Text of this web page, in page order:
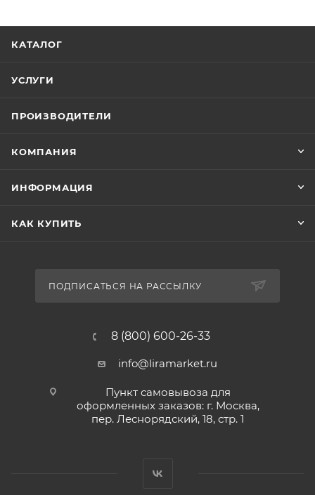
КАТАЛОГ
УСЛУГИ
ПРОИЗВОДИТЕЛИ
КОМПАНИЯ
ИНФОРМАЦИЯ
КАК КУПИТЬ
ПОДПИСАТЬСЯ НА РАССЫЛКУ
8 (800) 600-26-33
info@liramarket.ru
Пункт самовывоза для
оформленных заказов: г. Москва,
пер. Леснорядский, 18, стр. 1